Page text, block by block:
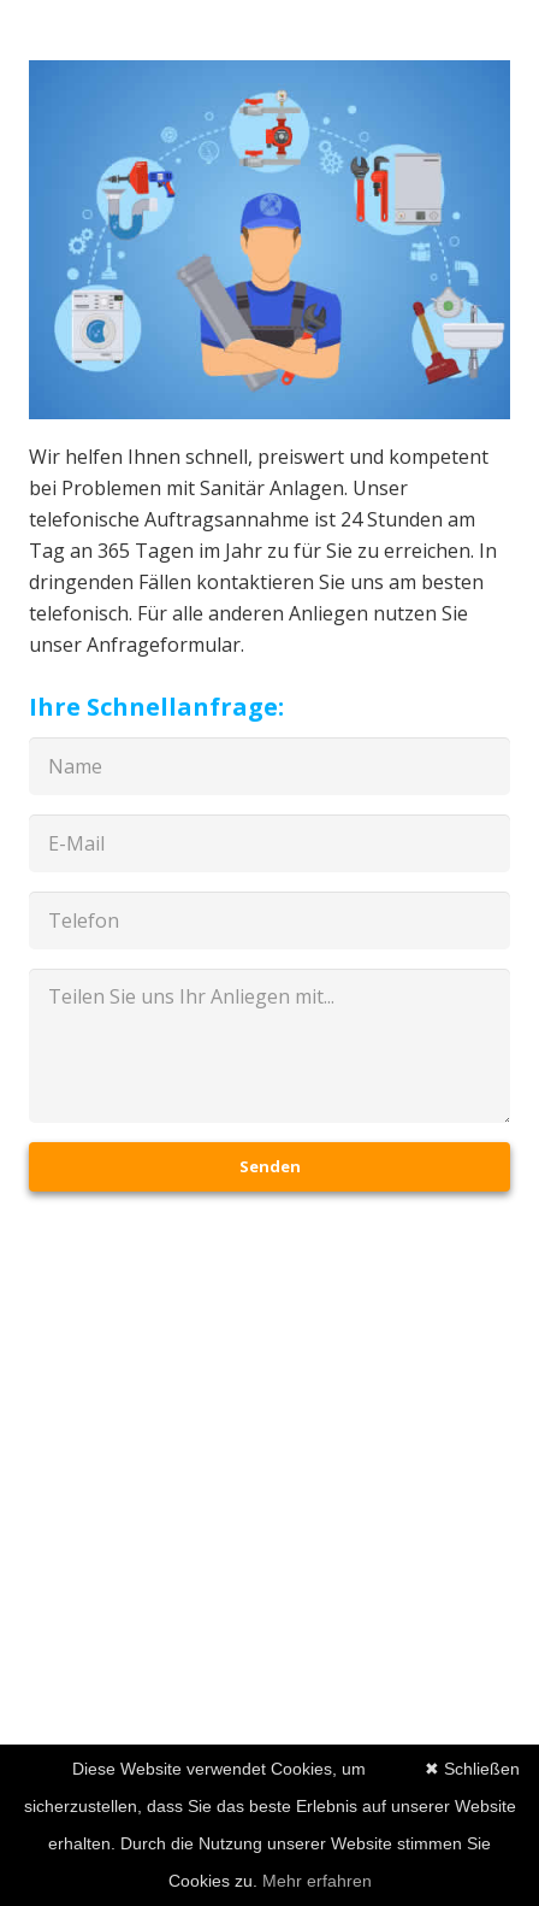
Wir helfen Ihnen schnell, preiswert und kompetent
bei Problemen mit Sanitär Anlagen. Unser
telefonische Auftragsannahme ist 24 Stunden am
Tag an 365 Tagen im Jahr zu für Sie zu erreichen. In
dringenden Fällen kontaktieren Sie uns am besten
telefonisch. Für alle anderen Anliegen nutzen Sie
unser Anfrageformular.
Ihre Schnellanfrage:
Senden
✖ Schließen
Diese Website verwendet Cookies, um
sicherzustellen, dass Sie das beste Erlebnis auf unserer Website
erhalten. Durch die Nutzung unserer Website stimmen Sie
Cookies zu. Mehr erfahren